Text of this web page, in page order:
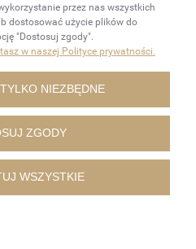
KONTO
przez nas wszystkich
dostosować użycie plików do
"Dostosuj zgody".
w naszej Polityce prywatności.
NIEZBĘDNE
ZGODY
WSZYSTKIE